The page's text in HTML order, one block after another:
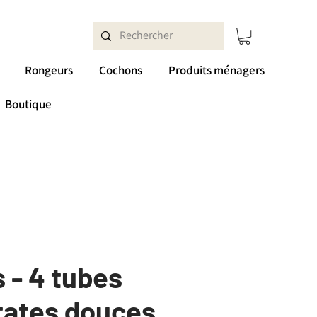
Rongeurs Cochons Produits ménagers
Boutique
- 4 tubes